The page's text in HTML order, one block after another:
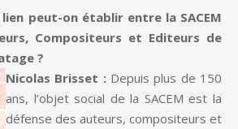
lien peut-on établir entre la SACEM
Compositeurs et Editeurs de
?
Nicolas Brisset :Depuis plus de 150
ans, l’objet social de la SACEM est la
défense des auteurs, compositeurs et